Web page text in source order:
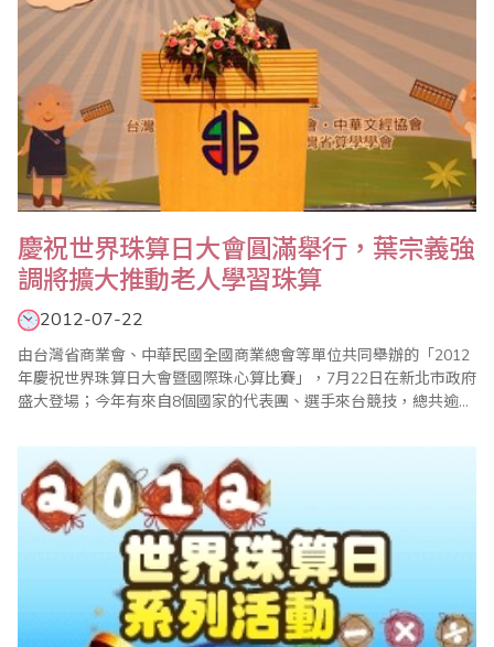
慶祝世界珠算日大會圓滿舉行，葉宗義強
調將擴大推動老人學習珠算
2012-07-22
由台灣省商業會、中華民國全國商業總會等單位共同舉辦的「2012
年慶祝世界珠算日大會暨國際珠心算比賽」，7月22日在新北市政府
盛大登場；今年有來自8個國家的代表團、選手來台競技，總共逾
長葉宗義(見左圖)致詞強調，珠算已成為每個人終身學習的有效工
具，省商會計畫進一步推動成立「台灣珠心算千人俱樂部」，以老
者為成員，藉以凸顯珠心算可以有效防止老..